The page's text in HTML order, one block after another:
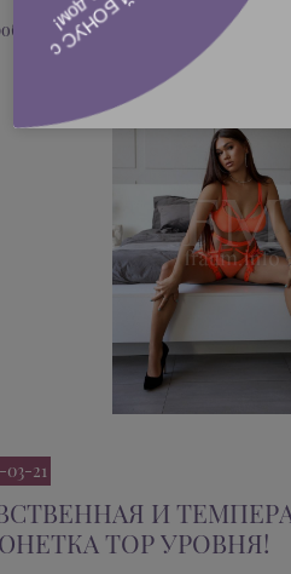
03-21
И
TOP УРОВНЯ!